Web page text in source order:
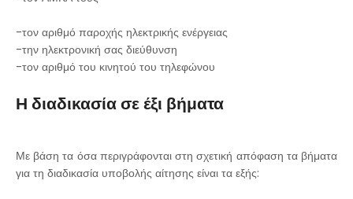
-τον αριθμό παροχής ηλεκτρικής ενέργειας
-την ηλεκτρονική σας διεύθυνση
-τον αριθμό του κινητού του τηλεφώνου
Η διαδικασία σε έξι βήματα
Με βάση τα όσα περιγράφονται στη σχετική απόφαση τα βήματα
για τη διαδικασία υποβολής αίτησης είναι τα εξής: